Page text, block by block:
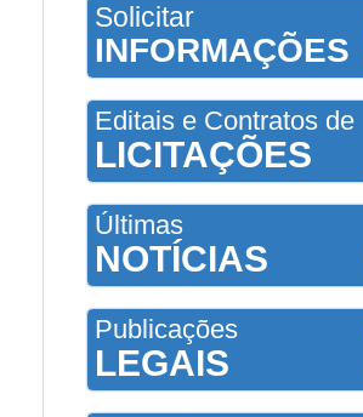
Solicitar
INFORMAÇÕES
Editais e Contratos de
LICITAÇÕES
Últimas
NOTÍCIAS
Publicações
LEGAIS